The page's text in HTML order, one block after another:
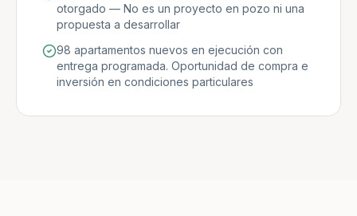
otorgado — No es un proyecto en pozo ni una
propuesta a desarrollar
98 apartamentos nuevos en ejecución con
entrega programada. Oportunidad de compra e
inversión en condiciones particulares